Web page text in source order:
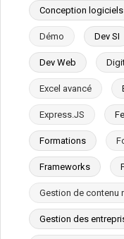
Conception logiciels
Démo Dev SI
Dev Web
Excel avancé
Express.JS
Formations
Frameworks
Gestion de contenu
Gestion des